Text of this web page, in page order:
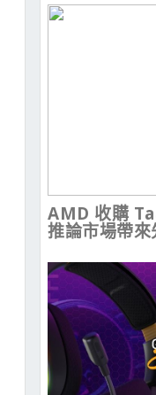
AMD 收購
推論市場帶